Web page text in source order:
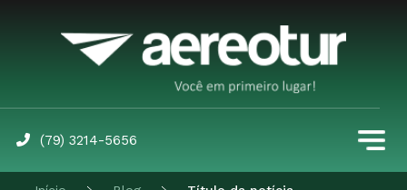
(79) 3214-5656